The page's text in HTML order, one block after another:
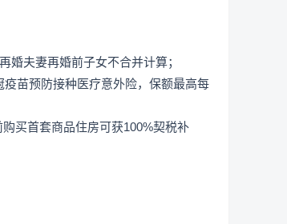
夫妻再婚前子女不合并计算；
苗预防接种医疗意外险，保额最高每
买首套商品住房可获100%契税补